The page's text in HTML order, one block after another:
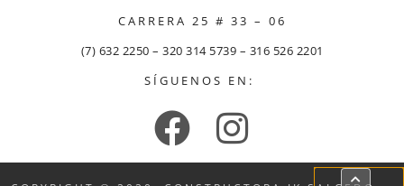
CARRERA 25 # 33 – 06
(7) 632 2250 – 320 314 5739 – 316 526 2201
SÍGUENOS EN: